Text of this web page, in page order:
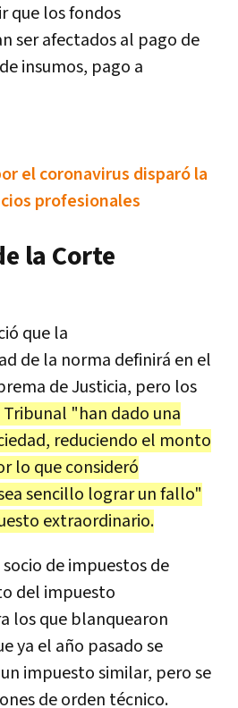
que los fondos
ser afectados al pago de
insumos, pago a
el coronavirus disparó la
profesionales
la Corte
que la
de la norma definirá en el
de Justicia, pero los
Tribunal "han dado una
reduciendo el monto
lo que consideró
sencillo lograr un fallo"
extraordinario.
de impuestos de
del impuesto
los que blanquearon
ya el año pasado se
impuesto similar, pero se
de orden técnico.